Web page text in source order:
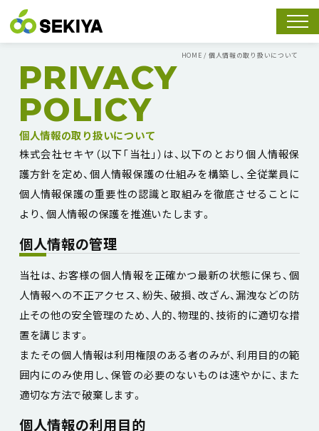
スマ
HOME / 個人情報の取り扱いについて
PRIVACY
POLICY
個人情報の取り扱いについて
株式会社セキヤ（以下「当社」）は、以下のとおり個人情報保
護方針を定め、個人情報保護の仕組みを構築し、全従業員に
個人情報保護の重要性の認識と取組みを徹底させることに
より、個人情報の保護を推進いたします。
個人情報の管理
当社は、お客様の個人情報を正確かつ最新の状態に保ち、個
人情報への不正アクセス、紛失、破損、改ざん、漏洩などの防
止その他の安全管理のため、人的、物理的、技術的に適切な措
置を講じます。
またその個人情報は利用権限のある者のみが、利用目的の範
囲内にのみ使用し、保管の必要のないものは速やかに、また
適切な方法で破棄します。
個人情報の利用目的